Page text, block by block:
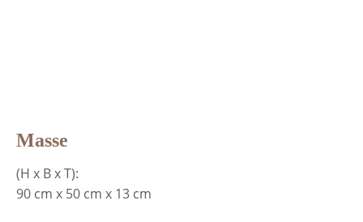
Masse
(H x B x T):
90 cm x 50 cm x 13 cm